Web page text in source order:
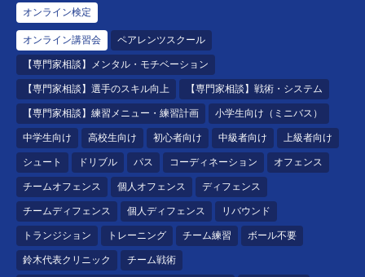
オンライン検定
オンライン講習会 ペアレンツスクール
【専門家相談】メンタル・モチベーション
【専門家相談】選手のスキル向上 【専門家相談】戦術・システム
【専門家相談】練習メニュー・練習計画 小学生向け（ミニバス）
中学生向け 高校生向け 初心者向け 中級者向け 上級者向け
シュート ドリブル パス コーディネーション オフェンス
チームオフェンス 個人オフェンス ディフェンス
チームディフェンス 個人ディフェンス リバウンド
トランジション トレーニング チーム練習 ボール不要
鈴木代表クリニック チーム戦術